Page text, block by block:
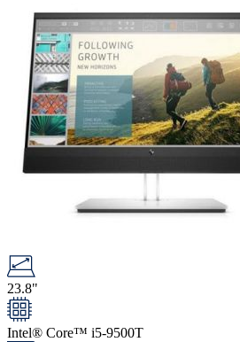
23.8"
Intel® Core™ i5-9500T